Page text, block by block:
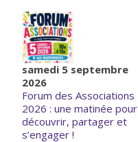
samedi 5 septembre
2026
Forum des Associations
2026 : une matinée pour
découvrir, partager et
s’engager !